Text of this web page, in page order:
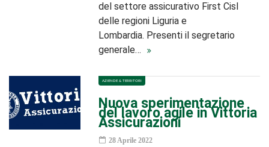
del settore assicurativo First Cisl
delle regioni Liguria e
Lombardia. Presenti il segretario
generale…
AZIENDE & TERRITORI
Nuova sperimentazione
del lavoro agile in Vittoria
Assicurazioni
28 Aprile 2022